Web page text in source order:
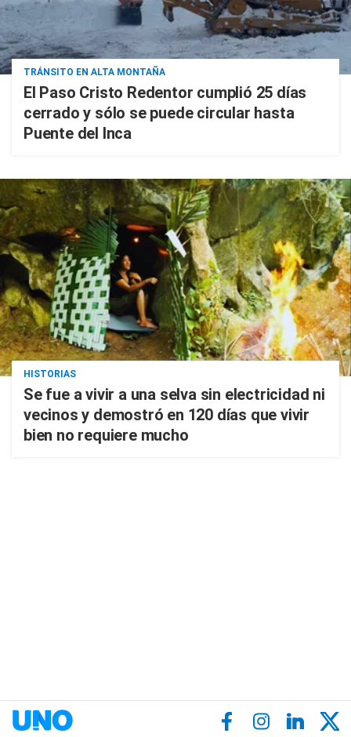
TRÁNSITO EN ALTA MONTAÑA
El Paso Cristo Redentor cumplió 25 días
cerrado y sólo se puede circular hasta
Puente del Inca
HISTORIAS
Se fue a vivir a una selva sin electricidad ni
vecinos y demostró en 120 días que vivir
bien no requiere mucho